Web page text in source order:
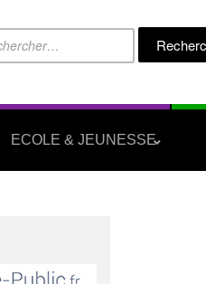
Rechercher :
ECOLE & JEUNESSE